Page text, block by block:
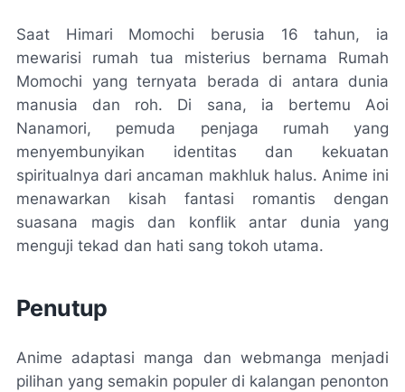
Saat Himari Momochi berusia 16 tahun, ia
mewarisi rumah tua misterius bernama Rumah
Momochi yang ternyata berada di antara dunia
manusia dan roh. Di sana, ia bertemu Aoi
Nanamori, pemuda penjaga rumah yang
menyembunyikan identitas dan kekuatan
spiritualnya dari ancaman makhluk halus. Anime ini
menawarkan kisah fantasi romantis dengan
suasana magis dan konflik antar dunia yang
menguji tekad dan hati sang tokoh utama.
Penutup
Anime adaptasi manga dan webmanga menjadi
pilihan yang semakin populer di kalangan penonton